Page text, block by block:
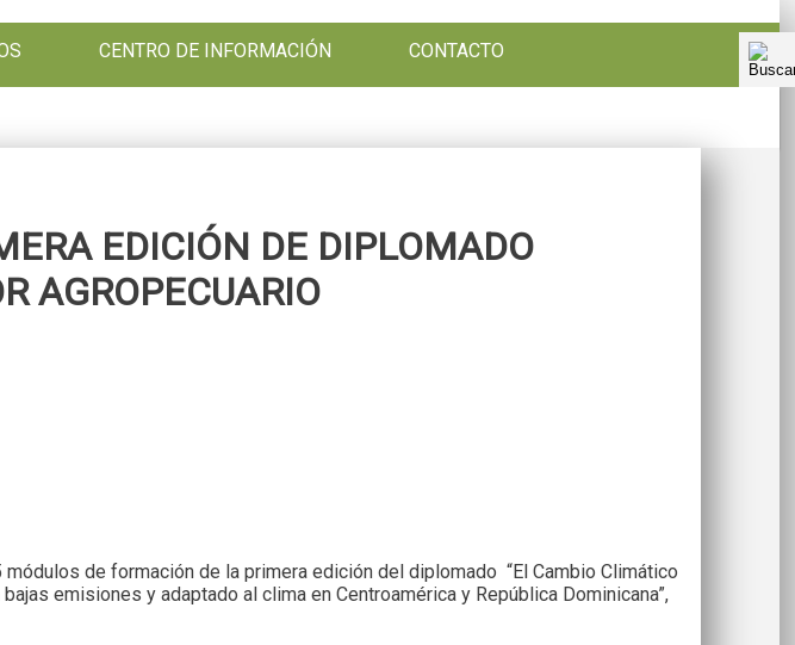
CENTRO DE INFORMACIÓN CONTACTO
EDICIÓN DE DIPLOMADO
AGROPECUARIO
de formación de la primera edición del diplomado “El Cambio Climático
emisiones y adaptado al clima en Centroamérica y República Dominicana”,